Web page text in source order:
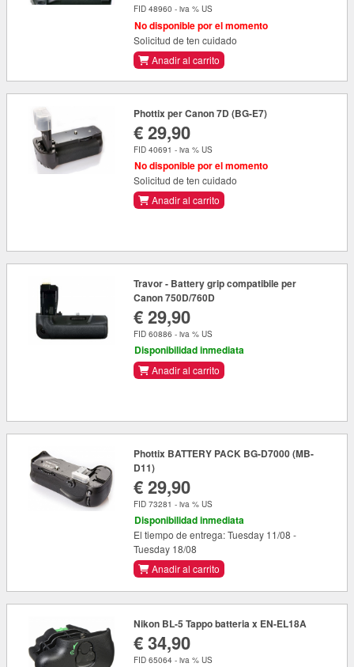
FID 48960 - iva % US
No disponible por el momento
Solicitud de ten cuidado
Anadir al carrito
Phottix per Canon 7D (BG-E7)
€ 29,90
FID 40691 - iva % US
No disponible por el momento
Solicitud de ten cuidado
Anadir al carrito
Travor - Battery grip compatibile per
Canon 750D/760D
€ 29,90
FID 60886 - iva % US
Disponibilidad inmediata
Anadir al carrito
Phottix BATTERY PACK BG-D7000 (MB-
D11)
€ 29,90
FID 73281 - iva % US
Disponibilidad inmediata
El tiempo de entrega: Tuesday 11/08 -
Tuesday 18/08
Anadir al carrito
Nikon BL-5 Tappo batteria x EN-EL18A
€ 34,90
FID 65064 - iva % US